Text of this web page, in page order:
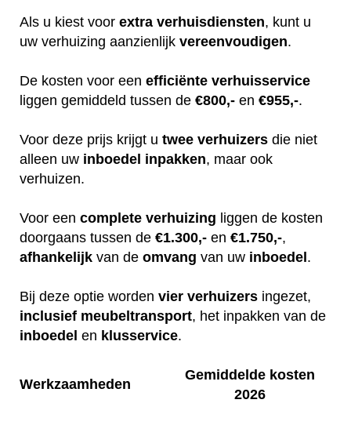
Als u kiest voor extra verhuisdiensten, kunt u
uw verhuizing aanzienlijk vereenvoudigen.
De kosten voor een efficiënte verhuisservice
liggen gemiddeld tussen de €800,- en €955,-.
Voor deze prijs krijgt u twee verhuizers die niet
alleen uw inboedel inpakken, maar ook
verhuizen.
Voor een complete verhuizing liggen de kosten
doorgaans tussen de €1.300,- en €1.750,-,
afhankelijk van de omvang van uw inboedel .
Bij deze optie worden vier verhuizers ingezet,
inclusief meubeltransport, het inpakken van de
inboedel en klusservice.
Werkzaamheden
Gemiddelde kosten
2026